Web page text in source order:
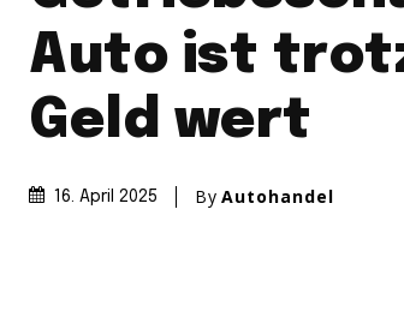
Auto ist
Geld wert
16. April 2025 By Autohandel